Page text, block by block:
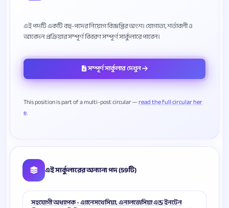
এই পদটি একটি বহু-পদের নিয়োগ বিজ্ঞপ্তির অংশ। যোগ্যতা, শর্তাবলী ও
সম্পূর্ণ সার্কুলার দেখুন
This position is part of a multi-post circular —read the full circular her
e
এই সার্কুলারের অন্যান্য পদ (59টি)
সহযোগী অধ্যাপক - এ্যানেসথেসিয়া, এনালজেসিয়া এন্ড ইনটেন